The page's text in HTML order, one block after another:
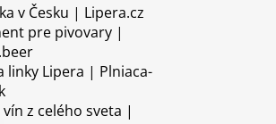
v Česku | Lipera.cz
pre pivovary |
linky Lipera | Plniaca-
z celého sveta |